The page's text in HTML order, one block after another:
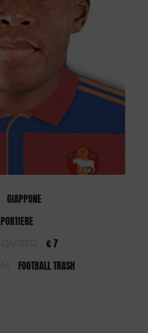
GIAPPONE
PORTIERE
€ 7
FOOTBALL TRASH